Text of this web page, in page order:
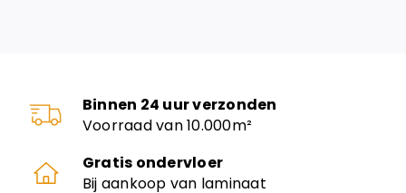
Binnen 24 uur verzonden
Voorraad van 10.000m²
Gratis ondervloer
Bij aankoop van laminaat